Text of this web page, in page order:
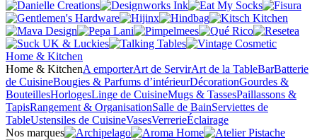
Home & Kitchen
Home & KitchenA emporterArt de ServirArt de la TableBarBatterie
de CuisineBougies & Parfums d’intérieurDécorationGourdes &
BouteillesHorlogesLinge de CuisineMugs & TassesPaillassons &
TapisRangement & OrganisationSalle de BainServiettes de
TableUstensiles de CuisineVasesVerrerieÉclairage
Nos marques